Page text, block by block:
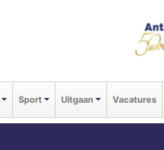
Sport Uitgaan Vacatures